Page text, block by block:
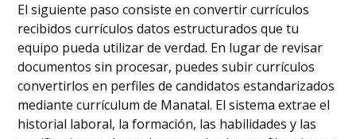
El siguiente paso consiste en convertir currículos
recibidos currículos datos estructurados que tu
equipo pueda utilizar de verdad. En lugar de revisar
documentos sin procesar, puedes subir currículos
convertirlos en perfiles de candidatos estandarizados
mediante currículum de Manatal. El sistema extrae el
historial laboral, la formación, las habilidades y las